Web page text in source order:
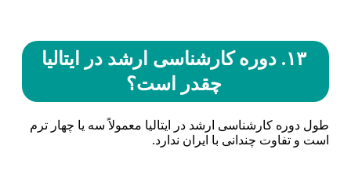
۱۳. دوره کارشناسی ارشد در ایتالیا
چقدر است؟
طول دوره کارشناسی ارشد در ایتالیا معمولاً سه یا چهار ترم
است و تفاوت چندانی با ایران ندارد.